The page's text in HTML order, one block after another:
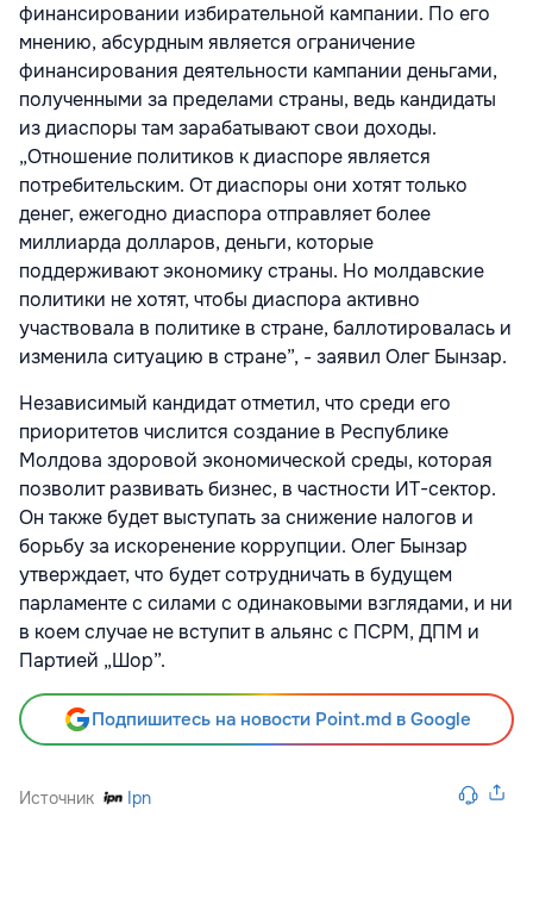
финансировании избирательной кампании. По его
мнению, абсурдным является ограничение
финансирования деятельности кампании деньгами,
полученными за пределами страны, ведь кандидаты
из диаспоры там зарабатывают свои доходы.
„Отношение политиков к диаспоре является
потребительским. От диаспоры они хотят только
денег, ежегодно диаспора отправляет более
миллиарда долларов, деньги, которые
поддерживают экономику страны. Но молдавские
политики не хотят, чтобы диаспора активно
участвовала в политике в стране, баллотировалась и
изменила ситуацию в стране”, - заявил Олег Бынзар.
Независимый кандидат отметил, что среди его
приоритетов числится создание в Республике
Молдова здоровой экономической среды, которая
позволит развивать бизнес, в частности ИТ-сектор.
Он также будет выступать за снижение налогов и
борьбу за искоренение коррупции. Олег Бынзар
утверждает, что будет сотрудничать в будущем
парламенте с силами с одинаковыми взглядами, и ни
в коем случае не вступит в альянс с ПСРМ, ДПМ и
Партией „Шор”.
Подпишитесь на новости Point.md в Google
Источник Ipn